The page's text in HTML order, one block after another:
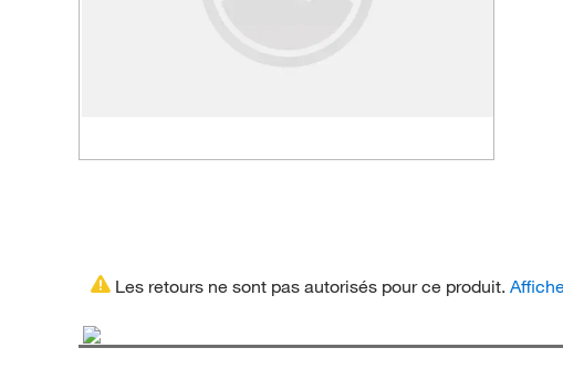
Les retours ne sont pas autorisés pour ce produit.